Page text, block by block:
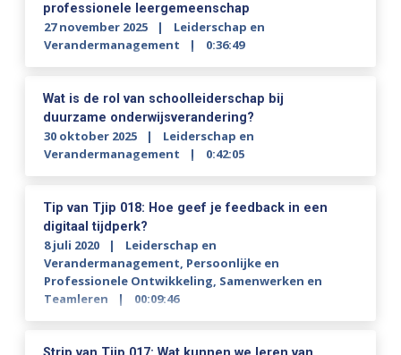
professionele leergemeenschap
27 november 2025
Leiderschap en
Verandermanagement
0:36:49
Wat is de rol van schoolleiderschap bij
duurzame onderwijsverandering?
30 oktober 2025
Leiderschap en
Verandermanagement
0:42:05
Tip van Tjip 018: Hoe geef je feedback in een
digitaal tijdperk?
8 juli 2020
Leiderschap en
Verandermanagement, Persoonlijke en
Professionele Ontwikkeling, Samenwerken en
Teamleren
00:09:46